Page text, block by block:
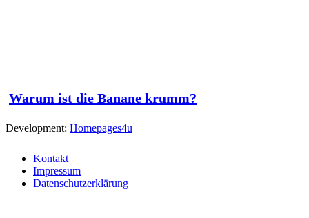
Warum ist die Banane krumm?
Development: Homepages4u
Kontakt
Impressum
Datenschutzerklärung